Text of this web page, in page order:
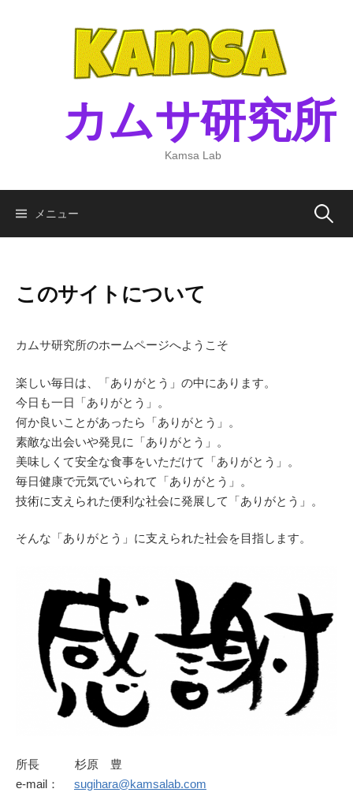
プ
カムサ研究所
Kamsa Lab
メニュー 検
このサイトについて
カムサ研究所のホームページへようこそ
楽しい毎日は、「ありがとう」の中にあります。
今日も一日「ありがとう」。
何か良いことがあったら「ありがとう」。
素敵な出会いや発見に「ありがとう」。
美味しくて安全な食事をいただけて「ありがとう」。
毎日健康で元気でいられて「ありがとう」。
技術に支えられた便利な社会に発展して「ありがとう」。
そんな「ありがとう」に支えられた社会を目指します。
所長 杉原 豊
e-mail： sugihara@kamsalab.com